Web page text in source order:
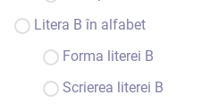
Litera B în alfabet
Forma literei B
Scrierea literei B